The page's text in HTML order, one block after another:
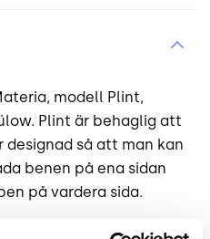
modell Plint,
Plint är behaglig att
så att man kan
benen på ena sidan
på vardera sida.